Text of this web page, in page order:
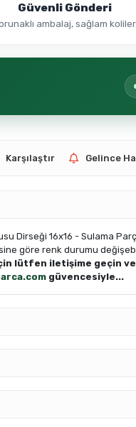
Güvenli Gönderi
ambalaj, sağlam koliler.
Karşılaştır Gelince
Dirseği 16x16 - Sulama
göre renk durumu
lütfen iletişime geçin
güvencesiyle...